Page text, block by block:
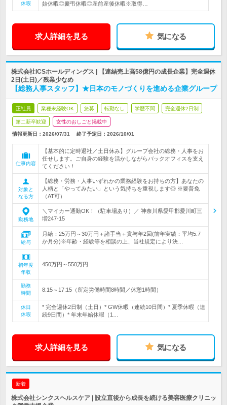
休暇
始休暇◎慶弔休暇◎産前産後休暇※取得…
求人詳細を見る 気になる
株式会社ICSホールディングス | 【連結売上高58億円の成長企業】完全週休
2日(土日)／残業少なめ
【総務人事スタッフ】★日本のモノづくりを進める企業グループ
正社員 業種未経験OK 急募 転勤なし 学歴不問 完全週休2日制
第二新卒歓迎 女性のおしごと掲載中
情報更新日：2026/07/31 終了予定日： 2026/10/01
仕事内容
【基本的に定時退社／土日休み】グループ会社の総務・人事をお
任せします。ご自身の経験を活かしながらバックオフィスを支え
てください！
対象と
なる方
【総務・労務・人事いずれかの業務経験をお持ちの方】あなたの
人柄と「やってみたい」という気持ちを重視します◎ ※要普免
（AT可）
勤務地
＼マイカー通勤OK！（駐車場あり）／ 神奈川県愛甲郡愛川町三
増247-15
給与
月給：25万円～30万円＋諸手当＋賞与年2回(前年実績：平均5.7
か月分)※年齢・経験等を相談の上、当社規定により決…
初年度
年収
450万円～550万円
勤務
時間
8:15～17:15（所定労働時間8時間／休憩1時間）
休日
休暇
* 完全週休2日制（土日）* GW休暇（連続10日間）* 夏季休暇（連
続9日間）* 年末年始休暇（1…
求人詳細を見る 気になる
新着
株式会社シンクスヘルスケア | 設立直後から成長を続ける美容医療クリニッ